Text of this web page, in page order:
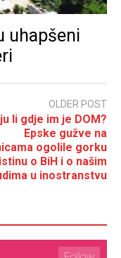
uhapšeni
OLDER POST
li gdje im je DOM?
Epske gužve na
ogolile gorku
istinu o BiH i o našim
u inostranstvu